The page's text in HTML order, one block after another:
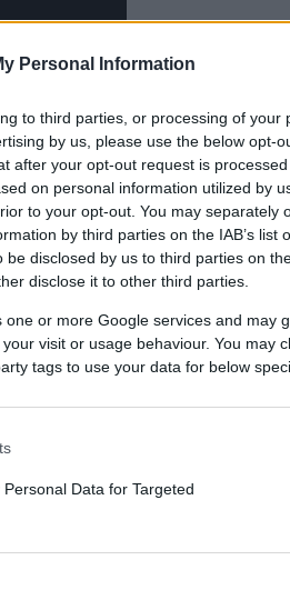
Personal Information
to third parties, or processing of your
by us, please use the below opt-
after your opt-out request is
on personal information utilized by
to your opt-out. You may separately
by third parties on the IAB’s list
disclosed by us to third parties on
disclose it to other third parties.
or more Google services and may
visit or usage behaviour. You may
tags to use your data for below
Data for Targeted
v Argentino. V enem od
na nasprotnem delu skoka.
na nosilih ter oskrbelo pred
a hkrati poudarjajo, da je imel
je Gajser držal odlično